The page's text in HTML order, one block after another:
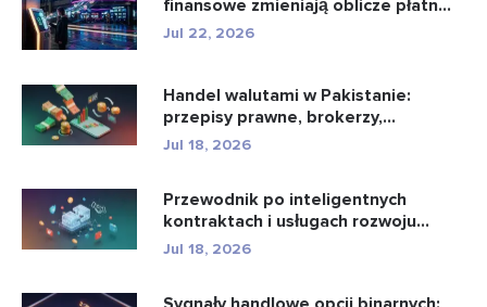
finansowe zmieniają oblicze płatn...
Jul 22, 2026
Handel walutami w Pakistanie:
przepisy prawne, brokerzy,
aplikacje...
Jul 18, 2026
Przewodnik po inteligentnych
kontraktach i usługach rozwoju
intel...
Jul 18, 2026